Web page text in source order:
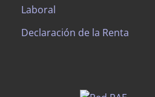
Laboral
Declaración de la Renta